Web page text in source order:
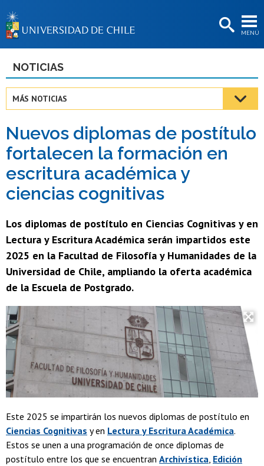
MENÚ
BIBLIOTECAS
Estudiantes
Académicas/os
Funcionarias/os
Egresadas/os
NOTICIAS
MÁS NOTICIAS
Nuevos diplomas de postítulo
fortalecen la formación en
escritura académica y
ciencias cognitivas
Los diplomas de postítulo en Ciencias Cognitivas y en
Lectura y Escritura Académica serán impartidos este
2025 en la Facultad de Filosofía y Humanidades de la
Universidad de Chile, ampliando la oferta académica
de la Escuela de Postgrado.
Este 2025 se impartirán los nuevos diplomas de postítulo en
Ciencias Cognitivas y en Lectura y Escritura Académica.
Estos se unen a una programación de once diplomas de
postítulo entre los que se encuentran Archivística Edición